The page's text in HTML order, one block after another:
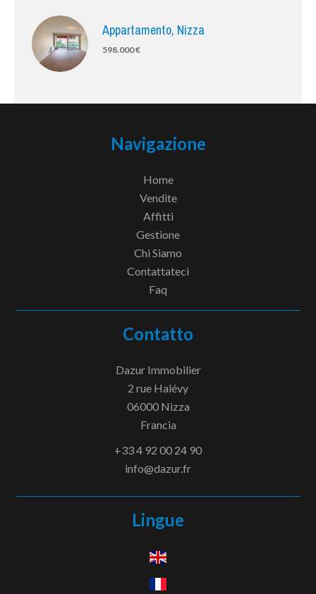
Appartamento, Nizza
598.000 €
Navigazione
Home
Vendite
Affitti
Gestione
Chi Siamo
Contattateci
Faq
Contatto
Dazur Immobilier
2 rue Halévy
06000Nizza
Francia
+33 4 92 00 24 90
info@dazur.fr
Lingue